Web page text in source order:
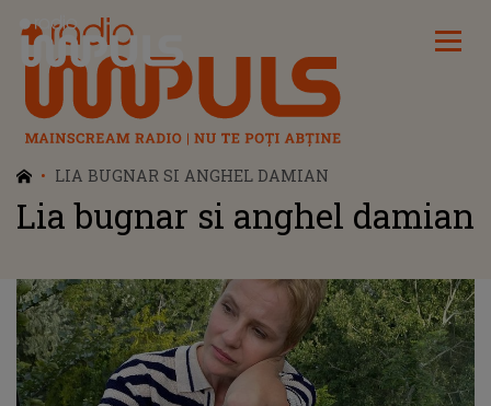
Radio Impuls
LIA BUGNAR SI ANGHEL DAMIAN
Lia bugnar si anghel damian